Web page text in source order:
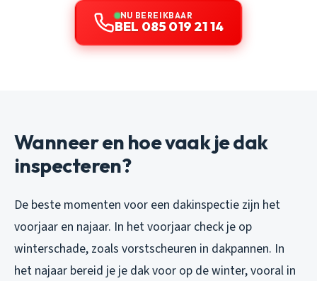
NU BEREIKBAAR
BEL 085 019 21 14
Wanneer en hoe vaak je dak
inspecteren?
De beste momenten voor een dakinspectie zijn het
voorjaar en najaar. In het voorjaar check je op
winterschade, zoals vorstscheuren in dakpannen. In
het najaar bereid je je dak voor op de winter, vooral in